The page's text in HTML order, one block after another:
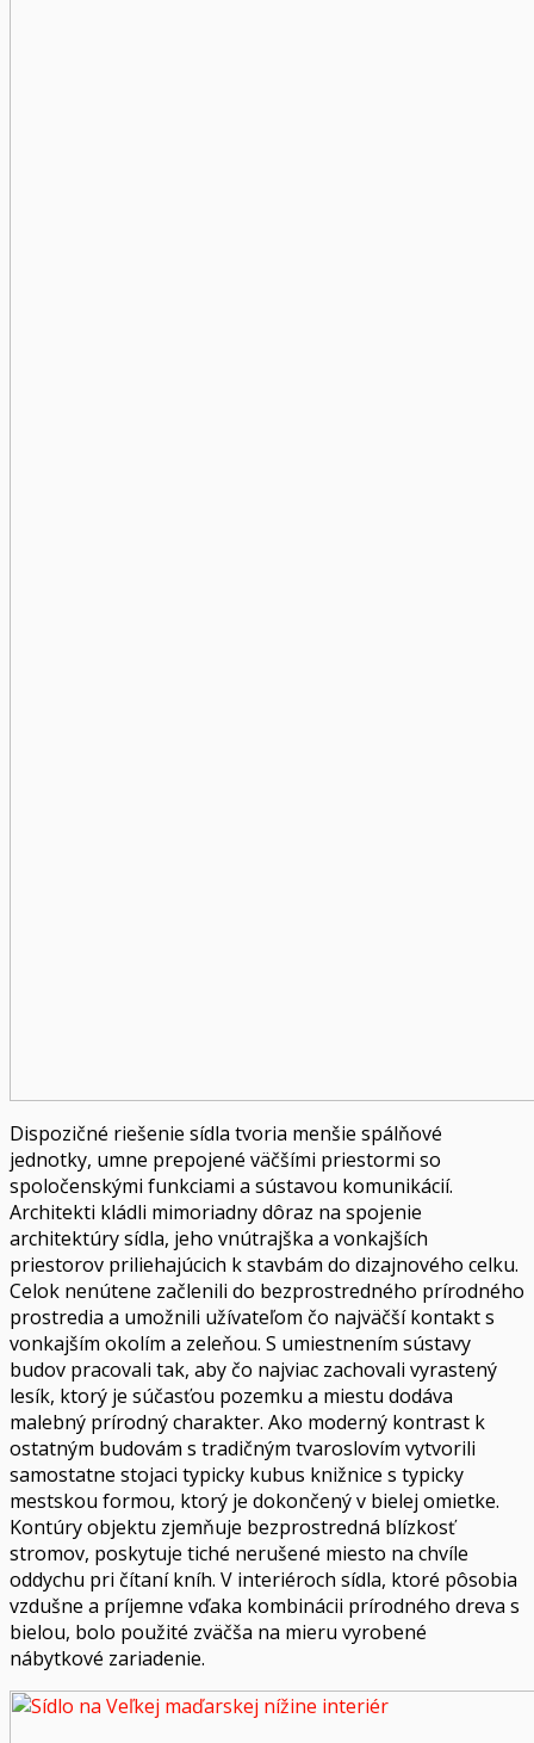
Dispozičné riešenie sídla tvoria menšie spálňové
jednotky, umne prepojené väčšími priestormi so
spoločenskými funkciami a sústavou komunikácií.
Architekti kládli mimoriadny dôraz na spojenie
architektúry sídla, jeho vnútrajška a vonkajších
priestorov priliehajúcich k stavbám do dizajnového celku.
Celok nenútene začlenili do bezprostredného prírodného
prostredia a umožnili užívateľom čo najväčší kontakt s
vonkajším okolím a zeleňou. S umiestnením sústavy
budov pracovali tak, aby čo najviac zachovali vyrastený
lesík, ktorý je súčasťou pozemku a miestu dodáva
malebný prírodný charakter. Ako moderný kontrast k
ostatným budovám s tradičným tvaroslovím vytvorili
samostatne stojaci typicky kubus knižnice s typicky
mestskou formou, ktorý je dokončený v bielej omietke.
Kontúry objektu zjemňuje bezprostredná blízkosť
stromov, poskytuje tiché nerušené miesto na chvíle
oddychu pri čítaní kníh. V interiéroch sídla, ktoré pôsobia
vzdušne a príjemne vďaka kombinácii prírodného dreva s
bielou, bolo použité zväčša na mieru vyrobené
nábytkové zariadenie.